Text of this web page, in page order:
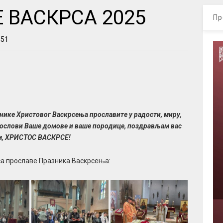
2025
Христовог Васкрсења прославите у радости, миру,
Ваше домове и ваше породице, поздрављам вас
ХРИСТОС ВАСКРСЕ!
прославе Празника Васкрсења: